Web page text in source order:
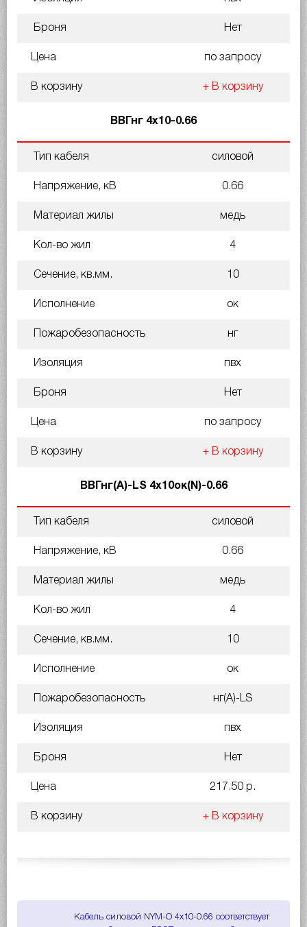
Броня Нет
Цена по запросу
В корзину + В корзину
ВВГнг 4х10-0.66
Тип кабеля силовой
Напряжение, кВ 0.66
Материал жилы медь
Кол-во жил 4
Сечение, кв.мм. 10
Исполнение ок
Пожаробезопасность нг
Изоляция пвх
Броня Нет
Цена по запросу
В корзину + В корзину
ВВГнг(A)-LS 4х10ок(N)-0.66
Тип кабеля силовой
Напряжение, кВ 0.66
Материал жилы медь
Кол-во жил 4
Сечение, кв.мм. 10
Исполнение ок
Пожаробезопасность нг(A)-LS
Изоляция пвх
Броня Нет
Цена 217.50 р.
В корзину + В корзину
Кабель силовой NYM-O 4х10-0.66 соответствует